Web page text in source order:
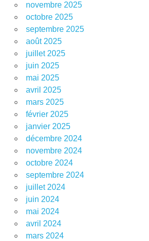
novembre 2025
octobre 2025
septembre 2025
août 2025
juillet 2025
juin 2025
mai 2025
avril 2025
mars 2025
février 2025
janvier 2025
décembre 2024
novembre 2024
octobre 2024
septembre 2024
juillet 2024
juin 2024
mai 2024
avril 2024
mars 2024